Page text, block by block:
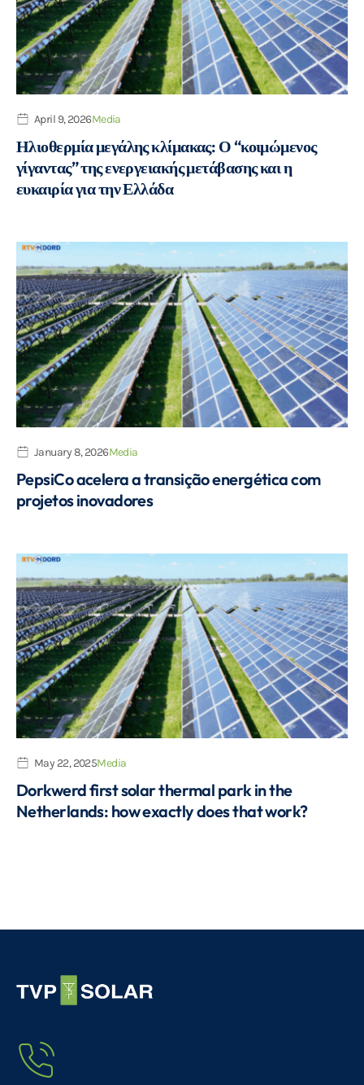
April 9, 2026Media
Ηλιοθερμία μεγάλης κλίμακας: Ο “κοιμώμενος
γίγαντας” της ενεργειακής μετάβασης και η
ευκαιρία για την Ελλάδα
January 8, 2026Media
PepsiCo acelera a transição energética com
projetos inovadores
May 22, 2025Media
Dorkwerd first solar thermal park in the
Netherlands: how exactly does that work?